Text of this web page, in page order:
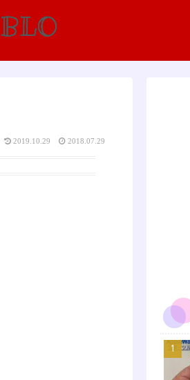
2019.10.29 2018.07.29